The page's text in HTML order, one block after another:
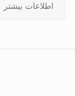
اطلاعات بیشتر